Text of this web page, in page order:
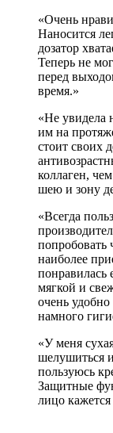
«Очень
Наносится
дозатор
Теперь не
перед
время.»
«Не увидела
им на
стоит своих
коллаген,
шею и зону
«Всегда
попробовать
наиболее
понравилась
мягкой и
очень удобно
намного
«У меня
шелушиться
пользуюсь
Защитные
лицо